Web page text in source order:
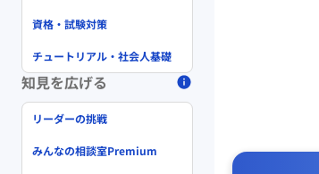
資格・試験対策
チュートリアル・社会人基礎
知見を広げる
リーダーの挑戦
みんなの相談室Premium